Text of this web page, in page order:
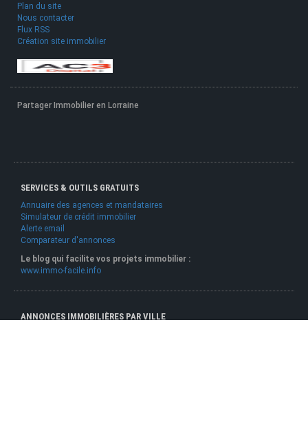
Plan du site
Nous contacter
Flux RSS
Création site immobilier
Partager Immobilier en Lorraine
SERVICES & OUTILS GRATUITS
Annuaire des agences et mandataires
Simulateur de crédit immobilier
Alerte email
Comparateur d'annonces
Le blog qui facilite vos projets immobilier :
www.immo-facile.info
ANNONCES IMMOBILIÈRES PAR VILLE